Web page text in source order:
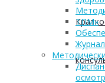
ТПМ»